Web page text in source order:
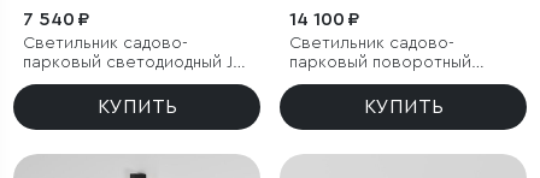
7 540 ₽
Светильник садово-
парковый светодиодный Joli
черный
КУПИТЬ
14 100 ₽
Светильник садово-
парковый поворотный
Argos 12W 4000K черный
КУПИТЬ